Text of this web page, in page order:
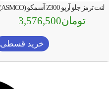
لنت ترمز جلو آریو Z300 آسمکو (ASMCO)
تومان3,576,500
خرید قسطی